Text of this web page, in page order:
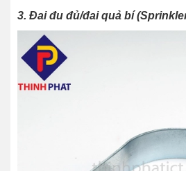
3. Đai đu đủ/đai quả bí